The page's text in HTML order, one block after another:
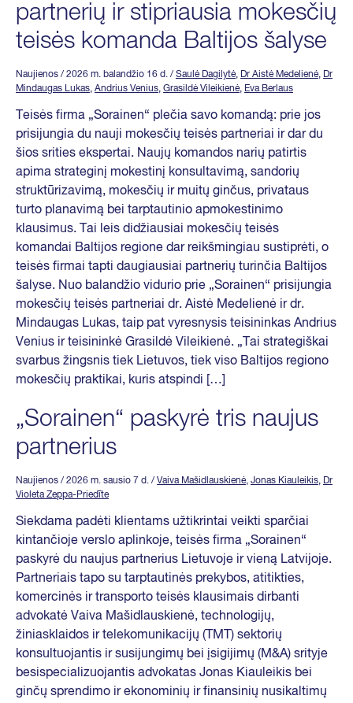
partnerių ir stipriausia mokesčių
teisės komanda Baltijos šalyse
Naujienos / 2026 m. balandžio 16 d. / Saulė Dagilytė, Dr Aistė Medelienė, Dr
Mindaugas Lukas, Andrius Venius, Grasildė Vileikienė, Eva Berlaus
Teisės firma „Sorainen“ plečia savo komandą: prie jos
prisijungia du nauji mokesčių teisės partneriai ir dar du
šios srities ekspertai. Naujų komandos narių patirtis
apima strateginį mokestinį konsultavimą, sandorių
struktūrizavimą, mokesčių ir muitų ginčus, privataus
turto planavimą bei tarptautinio apmokestinimo
klausimus. Tai leis didžiausiai mokesčių teisės
komandai Baltijos regione dar reikšmingiau sustiprėti, o
teisės firmai tapti daugiausiai partnerių turinčia Baltijos
šalyse. Nuo balandžio vidurio prie „Sorainen“ prisijungia
mokesčių teisės partneriai dr. Aistė Medelienė ir dr.
Mindaugas Lukas, taip pat vyresnysis teisininkas Andrius
Venius ir teisininkė Grasildė Vileikienė. „Tai strategiškai
svarbus žingsnis tiek Lietuvos, tiek viso Baltijos regiono
mokesčių praktikai, kuris atspindi […]
„Sorainen“ paskyrė tris naujus
partnerius
Naujienos / 2026 m. sausio 7 d. / Vaiva Mašidlauskienė, Jonas Kiauleikis, Dr
Violeta Zeppa-Priedīte
Siekdama padėti klientams užtikrintai veikti sparčiai
kintančioje verslo aplinkoje, teisės firma „Sorainen“
paskyrė du naujus partnerius Lietuvoje ir vieną Latvijoje.
Partneriais tapo su tarptautinės prekybos, atitikties,
komercinės ir transporto teisės klausimais dirbanti
advokatė Vaiva Mašidlauskienė, technologijų,
žiniasklaidos ir telekomunikacijų (TMT) sektorių
konsultuojantis ir susijungimų bei įsigijimų (M&A) srityje
besispecializuojantis advokatas Jonas Kiauleikis bei
ginčų sprendimo ir ekonominių ir finansinių nusikaltimų